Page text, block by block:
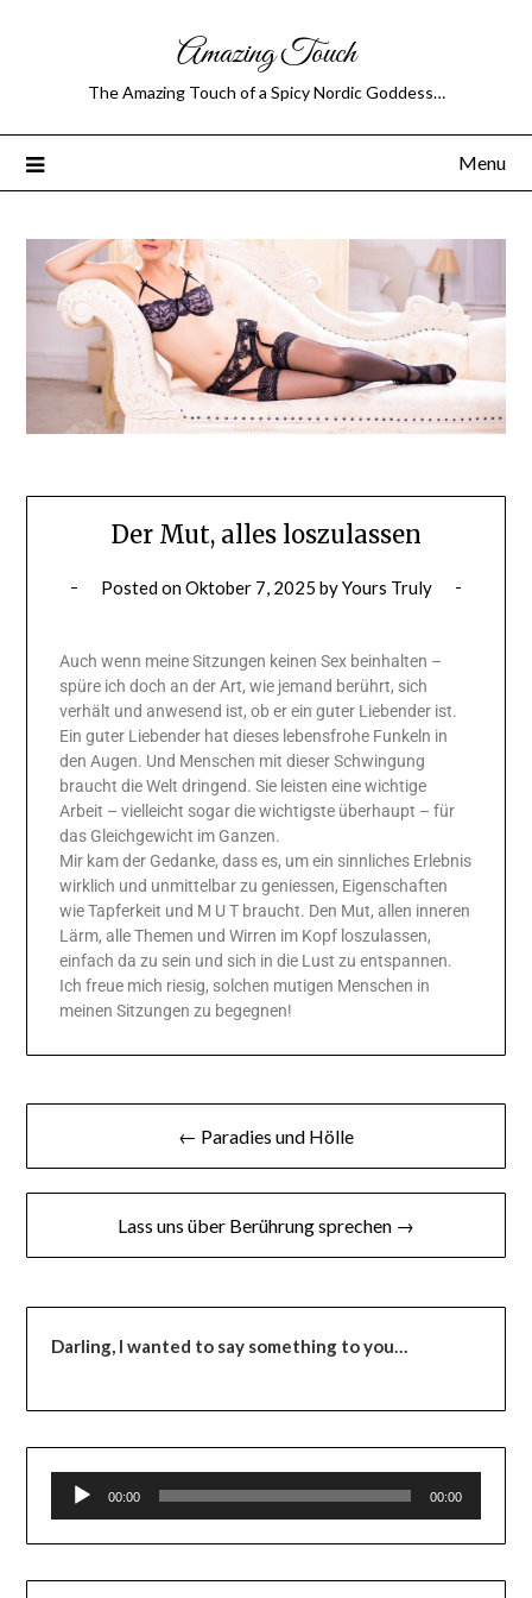
Amazing Touch
The Amazing Touch of a Spicy Nordic Goddess…
Menu
Der Mut, alles loszulassen
Posted onOktober 7, 2025 byYours Truly
Auch wenn meine Sitzungen keinen Sex beinhalten –
spüre ich doch an der Art, wie jemand berührt, sich
verhält und anwesend ist, ob er ein guter Liebender ist.
Ein guter Liebender hat dieses lebensfrohe Funkeln in
den Augen. Und Menschen mit dieser Schwingung
braucht die Welt dringend. Sie leisten eine wichtige
Arbeit – vielleicht sogar die wichtigste überhaupt – für
das Gleichgewicht im Ganzen.
Mir kam der Gedanke, dass es, um ein sinnliches Erlebnis
wirklich und unmittelbar zu geniessen, Eigenschaften
wie Tapferkeit und M U T braucht. Den Mut, allen inneren
Lärm, alle Themen und Wirren im Kopf loszulassen,
einfach da zu sein und sich in die Lust zu entspannen.
Ich freue mich riesig, solchen mutigen Menschen in
meinen Sitzungen zu begegnen!
← Paradies und Hölle
Lass uns über Berührung sprechen →
Darling, I wanted to say something to you…
Audio-
00:00 00:00